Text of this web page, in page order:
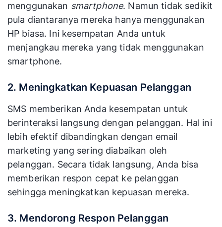
menggunakan smartphone. Namun tidak sedikit
pula diantaranya mereka hanya menggunakan
HP biasa. Ini kesempatan Anda untuk
menjangkau mereka yang tidak menggunakan
smartphone.
2. Meningkatkan Kepuasan Pelanggan
SMS memberikan Anda kesempatan untuk
berinteraksi langsung dengan pelanggan. Hal ini
lebih efektif dibandingkan dengan email
marketing yang sering diabaikan oleh
pelanggan. Secara tidak langsung, Anda bisa
memberikan respon cepat ke pelanggan
sehingga meningkatkan kepuasan mereka.
3. Mendorong Respon Pelanggan